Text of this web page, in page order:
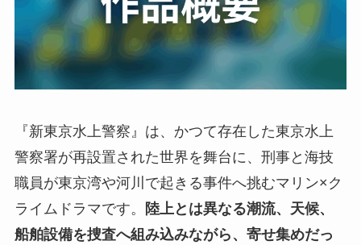
『新東京水上警察』は、かつて存在した東京水上
警察署が再設置された世界を舞台に、刑事と海技
職員が東京湾や河川で起きる事件へ挑むマリン×ク
ライムドラマです。
陸上とは異なる潮流、天候、
船舶設備を捜査へ組み込みながら、寄せ集めだっ